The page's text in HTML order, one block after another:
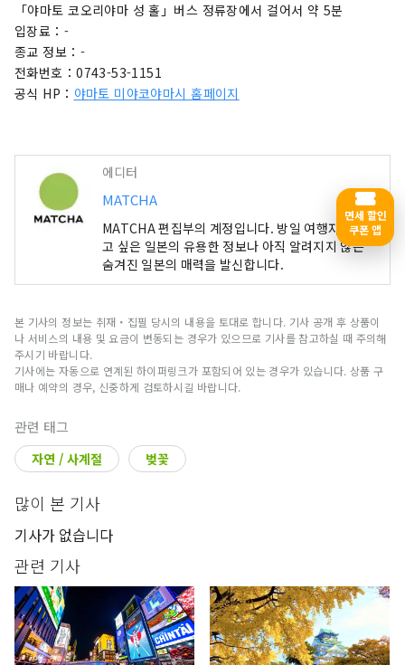
「야마토 코오리야마 성 홀」버스 정류장에서 걸어서 약 5분
입장료：-
종교 정보：-
전화번호：0743-53-1151
공식 HP： 야마토 미야코야마시 홈페이지
에디터
MATCHA
MATCHA 편집부의 계정입니다. 방일 여행자의 알
고 싶은 일본의 유용한 정보나 아직 알려지지 않은
숨겨진 일본의 매력을 발신합니다.
본 기사의 정보는 취재・집필 당시의 내용을 토대로 합니다. 기사 공개 후 상품이
나 서비스의 내용 및 요금이 변동되는 경우가 있으므로 기사를 참고하실 때 주의해
주시기 바랍니다.
기사에는 자동으로 연계된 하이퍼링크가 포함되어 있는 경우가 있습니다. 상품 구
매나 예약의 경우, 신중하게 검토하시길 바랍니다.
관련 태그
자연 / 사계절 벚꽃
많이 본 기사
기사가 없습니다
관련 기사
면세 할인
쿠폰 앱